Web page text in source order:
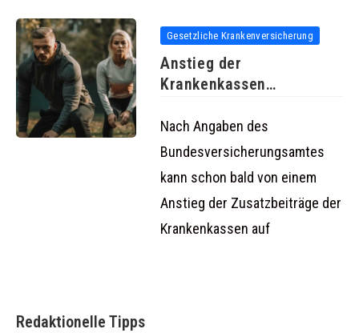
Gesetzliche Krankenversicherung
Anstieg der
Krankenkassen
zwei Prozent
Nach Angaben des
Bundesversicherungsamtes
kann schon bald von einem
Anstieg der Zusatzbeiträge der
Krankenkassen auf
Redaktionelle Tipps